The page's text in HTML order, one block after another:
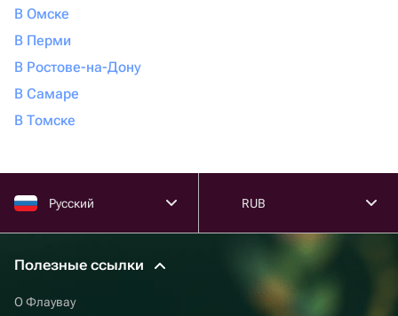
В Омске
В Перми
В Ростове-на-Дону
В Самаре
В Томске
Русский RUB
Полезные ссылки
О Флаувау